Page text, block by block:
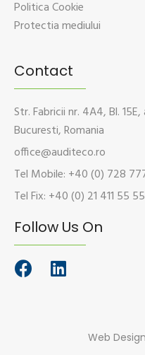
Politica Cookie
Protectia mediului
Contact
Str. Fabricii nr. 4A4, Bl.
Bucuresti, Romania
office@auditeco.ro
Tel Mobile: +40 (0) 728
Tel Fix: +40 (0) 21 411 55 55
Follow Us On
Web Design